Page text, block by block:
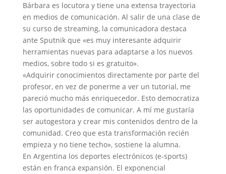
Bárbara es locutora y tiene una extensa trayectoria
en medios de comunicación. Al salir de una clase de
su curso de streaming, la comunicadora destaca
ante Sputnik que «es muy interesante adquirir
herramientas nuevas para adaptarse a los nuevos
medios, sobre todo si es gratuito».
«Adquirir conocimientos directamente por parte del
profesor, en vez de ponerme a ver un tutorial, me
pareció mucho más enriquecedor. Esto democratiza
las oportunidades de comunicar. A mí me gustaría
ser autogestora y crear mis contenidos dentro de la
comunidad. Creo que esta transformación recién
empieza y no tiene techo», sostiene la alumna.
En Argentina los deportes electrónicos (e-sports)
están en franca expansión. El exponencial